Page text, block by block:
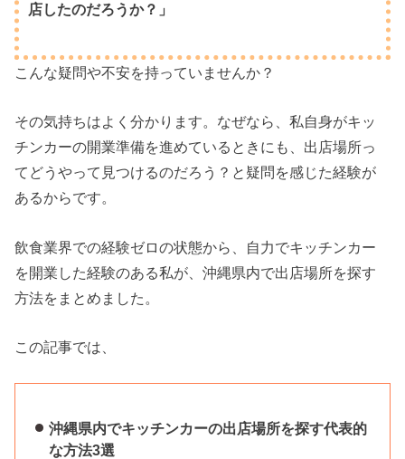
店したのだろうか？」
こんな疑問や不安を持っていませんか？
その気持ちはよく分かります。なぜなら、私自身がキッ
チンカーの開業準備を進めているときにも、出店場所っ
てどうやって見つけるのだろう？と疑問を感じた経験が
あるからです。
飲食業界での経験ゼロの状態から、自力でキッチンカー
を開業した経験のある私が、沖縄県内で出店場所を探す
方法をまとめました。
この記事では、
沖縄県内でキッチンカーの出店場所を探す代表的
な方法3選